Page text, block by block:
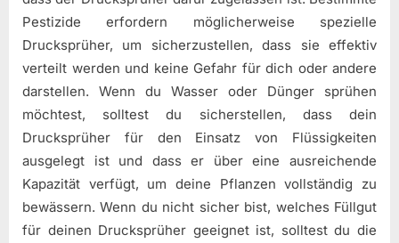
Pestizide erfordern möglicherweise spezielle
Drucksprüher, um sicherzustellen, dass sie effektiv
verteilt werden und keine Gefahr für dich oder andere
darstellen. Wenn du Wasser oder Dünger sprühen
möchtest, solltest du sicherstellen, dass dein
Drucksprüher für den Einsatz von Flüssigkeiten
ausgelegt ist und dass er über eine ausreichende
Kapazität verfügt, um deine Pflanzen vollständig zu
bewässern. Wenn du nicht sicher bist, welches Füllgut
für deinen Drucksprüher geeignet ist, solltest du die